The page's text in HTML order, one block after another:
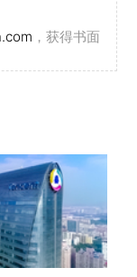
，获得书面